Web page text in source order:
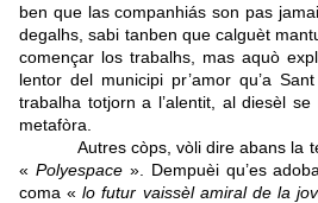
ben que las companhiás son pas
degalhs, sabi tanben que calguèt
començar los trabalhs, mas aquò
lentor del municipi pr’amor qu’a
trabalha totjorn a l’alentit, al diesèl
metafòra.
Autres còps, vòli dire abans la
« Polyespace». Dempuèi qu’es
coma «lo futur vaissèl amiral de la